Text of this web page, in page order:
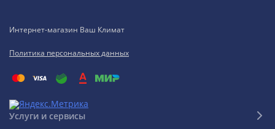
Интернет-магазин Ваш Климат
Политика персональных данных
Услуги и сервисы